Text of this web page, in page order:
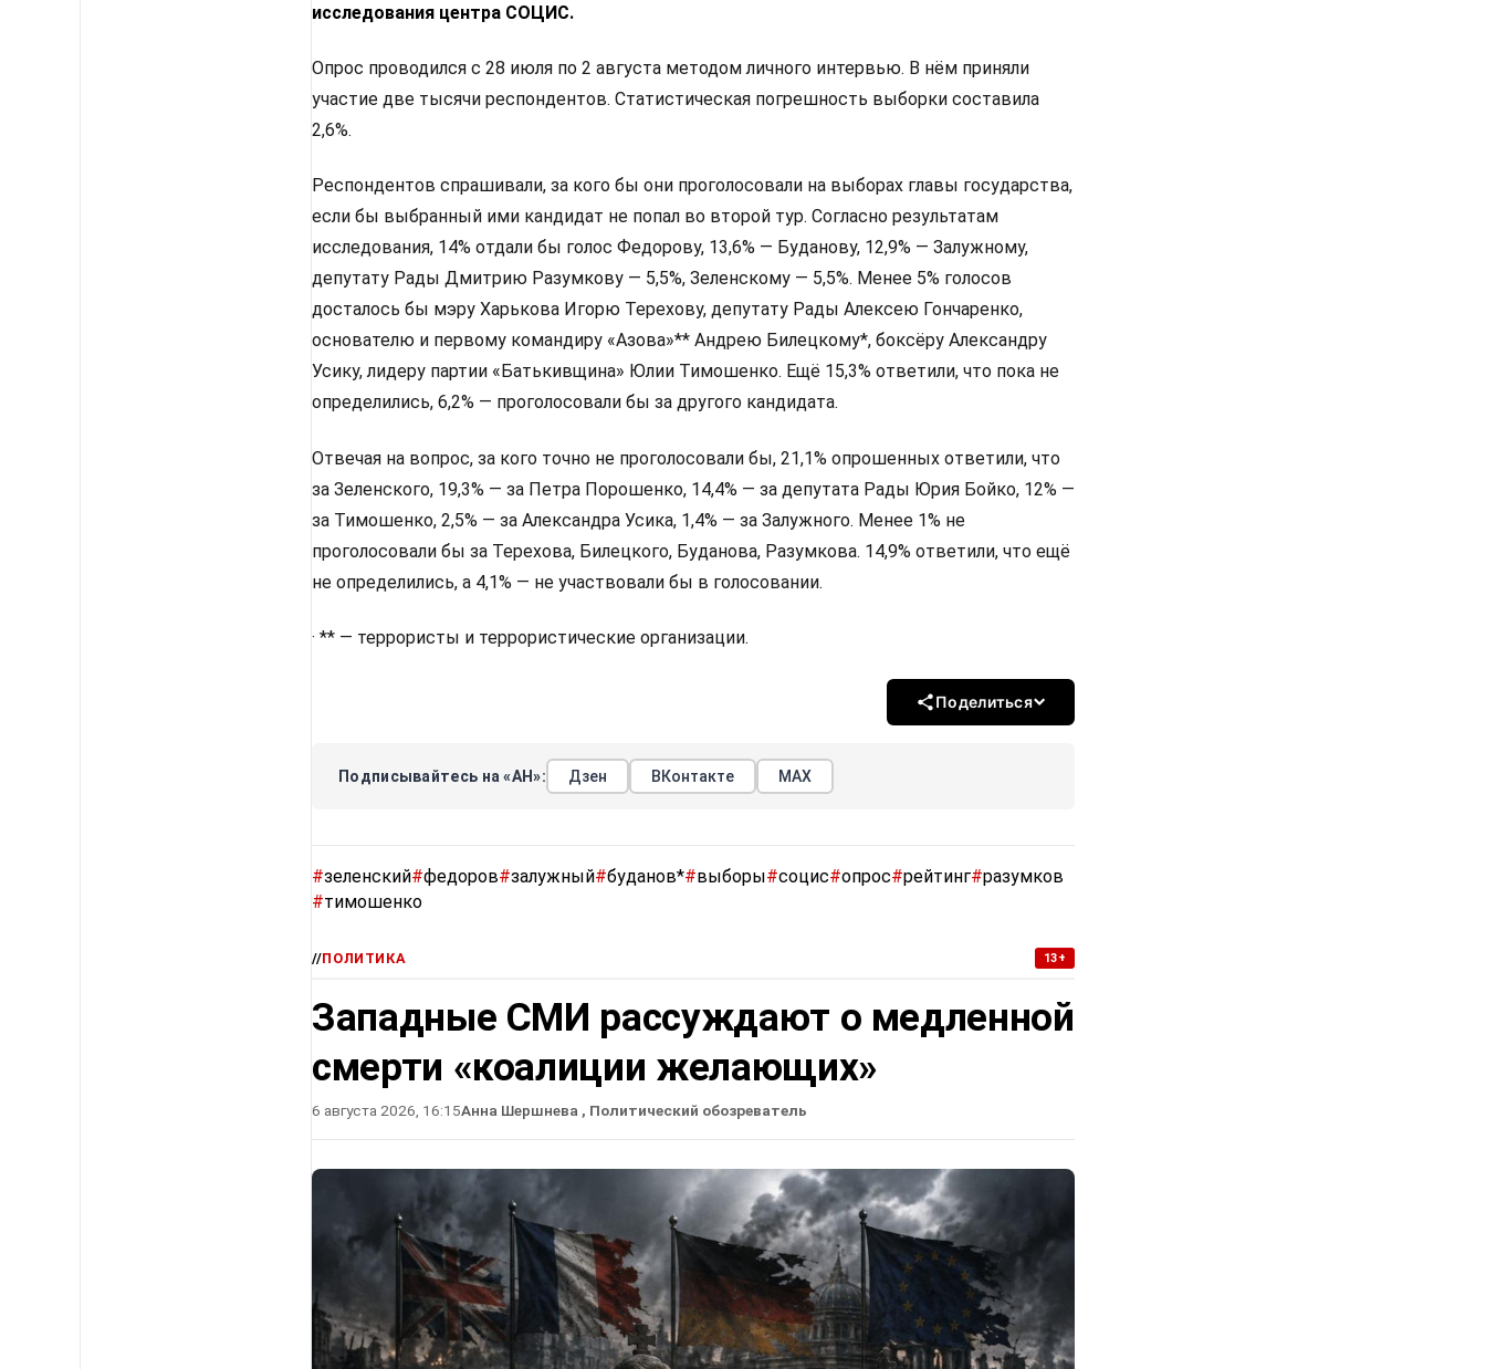
исследования центра СОЦИС.
Опрос проводился с 28 июля по 2 августа методом личного интервью. В нём приняли
участие две тысячи респондентов. Статистическая погрешность выборки составила
2,6%.
Респондентов спрашивали, за кого бы они проголосовали на выборах главы государства,
если бы выбранный ими кандидат не попал во второй тур. Согласно результатам
исследования, 14% отдали бы голос Федорову, 13,6% — Буданову, 12,9% — Залужному,
депутату Рады Дмитрию Разумкову — 5,5%, Зеленскому — 5,5%. Менее 5% голосов
досталось бы мэру Харькова Игорю Терехову, депутату Рады Алексею Гончаренко,
основателю и первому командиру «Азова»** Андрею Билецкому*, боксёру Александру
Усику, лидеру партии «Батькивщина» Юлии Тимошенко. Ещё 15,3% ответили, что пока не
определились, 6,2% — проголосовали бы за другого кандидата.
Отвечая на вопрос, за кого точно не проголосовали бы, 21,1% опрошенных ответили, что
за Зеленского, 19,3% — за Петра Порошенко, 14,4% — за депутата Рады Юрия Бойко, 12% —
за Тимошенко, 2,5% — за Александра Усика, 1,4% — за Залужного. Менее 1% не
проголосовали бы за Терехова, Билецкого, Буданова, Разумкова. 14,9% ответили, что ещё
не определились, а 4,1% — не участвовали бы в голосовании.
· ** — террористы и террористические организации.
Поделиться
Подписывайтесь на «АН»: Дзен ВКонтакте МАХ
#зеленский#федоров#залужный#буданов*#выборы#социс#опрос#рейтинг#разумков
#тимошенко
//ПОЛИТИКА 13+
Западные СМИ рассуждают о медленной
смерти «коалиции желающих»
6 августа 2026, 16:15Анна Шершнева , Политический обозреватель